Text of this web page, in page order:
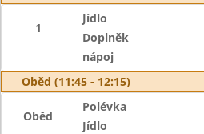
1
Jídlo
Doplněk
nápoj
Oběd (11:45 - 12:15)
Oběd
Polévka
Jídlo